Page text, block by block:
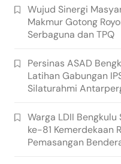
Wujud Sinergi
Makmur Gotong
Serbaguna dan TPQ
Persinas ASAD
Latihan Gabungan
Silaturahmi
Warga LDII Bengkulu
ke-81 Kemerdekaan
Pemasangan